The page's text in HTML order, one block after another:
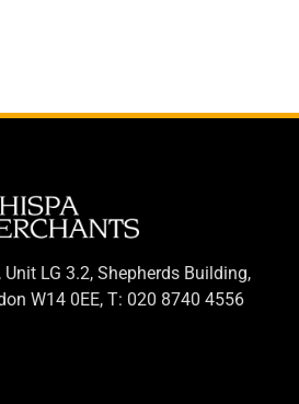
LG 3.2, Shepherds Building,
W14 0EE, T: 020 8740 4556